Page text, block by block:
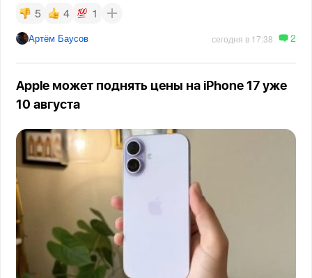
5 4 1
Артём Баусов сегодня в 17:38 2
Apple может поднять цены на iPhone 17 уже
10 августа